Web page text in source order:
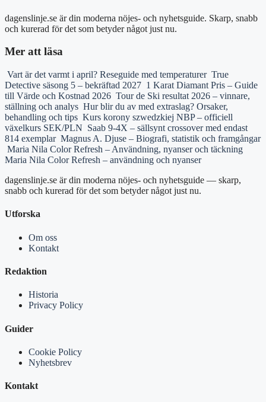
dagenslinje.se är din moderna nöjes- och nyhetsguide. Skarp, snabb
och kurerad för det som betyder något just nu.
Mer att läsa
Vart är det varmt i april? Reseguide med temperaturer True
Detective säsong 5 – bekräftad 2027 1 Karat Diamant Pris – Guide
till Värde och Kostnad 2026 Tour de Ski resultat 2026 – vinnare,
ställning och analys Hur blir du av med extraslag? Orsaker,
behandling och tips Kurs korony szwedzkiej NBP – officiell
växelkurs SEK/PLN Saab 9-4X – sällsynt crossover med endast
814 exemplar Magnus A. Djuse – Biografi, statistik och framgångar
Maria Nila Color Refresh – Användning, nyanser och täckning
Maria Nila Color Refresh – användning och nyanser
dagenslinje.se är din moderna nöjes- och nyhetsguide — skarp,
snabb och kurerad för det som betyder något just nu.
Utforska
Om oss
Kontakt
Redaktion
Historia
Privacy Policy
Guider
Cookie Policy
Nyhetsbrev
Kontakt